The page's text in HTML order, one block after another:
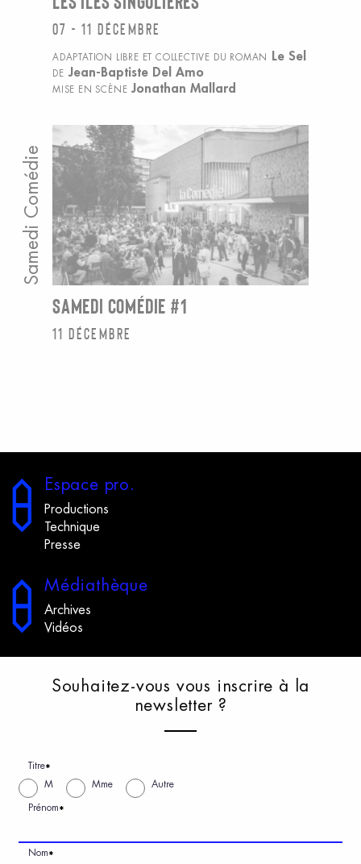
07 - 11 décembre
ADAPTATION LIBRE ET COLLECTIVE DU ROMAN Le Sel
DE Jean-Baptiste Del Amo
MISE EN SCÈNE Jonathan Mallard
Samedi Comédie
SAMEDI COMÉDIE #1
11 décembre
Espace pro.
Productions
Technique
Presse
Médiathèque
Archives
Vidéos
Souhaitez-vous vous i nscrire à
a
newsletter ?
Titre*
M Mme Autre
Prénom*
Nom*